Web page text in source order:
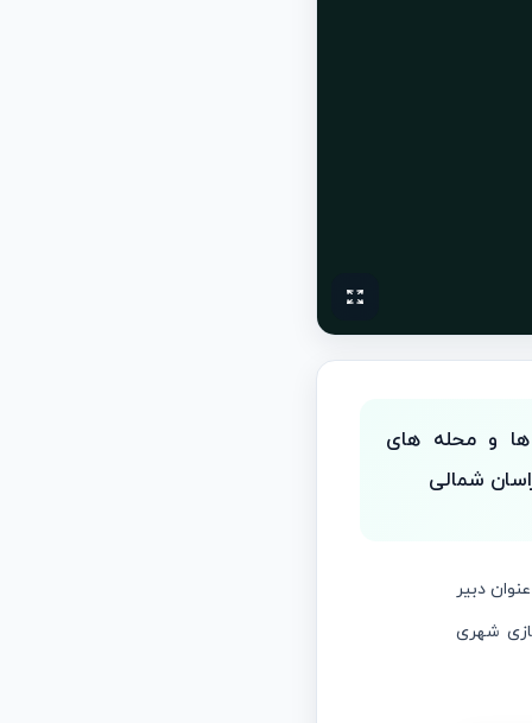
ها و محله های
شمالی
دبیر
شهری